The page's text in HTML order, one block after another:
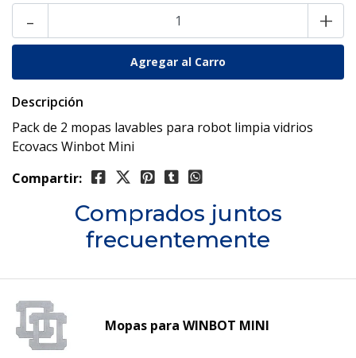
- +
Descripción
Pack de 2 mopas lavables para robot limpia vidrios
Ecovacs Winbot Mini
Compartir:
Comprados juntos
frecuentemente
Mopas para WINBOT MINI